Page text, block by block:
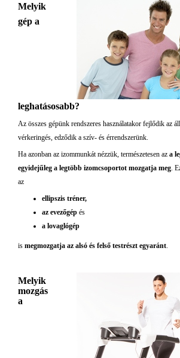
Melyik
gép a
leghatásosabb?
Az összes gépünk rendszeres használatakor fejlődik az
vérkeringés, edződik a szív- és érrendszerünk.
Ha azonban az izommunkát nézzük, természetesen az a
egyidejűleg a legtöbb izomcsoportot mozgatja meg.
az
ellipszis tréner,
az evezőgép és
a lovaglógép
is megmozgatja az alsó és felső testrészt egyaránt.
Melyik
mozgás
a